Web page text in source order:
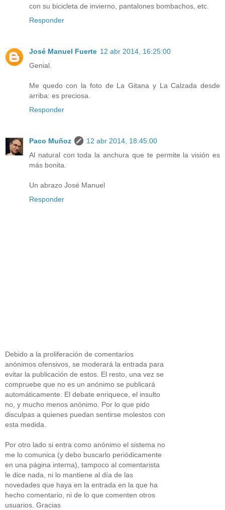
con su bicicleta de invierno, pantalones bombachos, etc.
Responder
José Manuel Fuerte 12 abr 2014, 16:25:00
Genial.
Me quedo con la foto de La Gitana y La Calzada desde
arriba: es preciosa.
Responder
Paco Muñoz
12 abr 2014, 18:45:00
Al natural con toda la anchura que te permite la visión es
más bonita.
Un abrazo José Manuel
Responder
Debido a la proliferación de comentarios
anónimos ofensivos, se moderará la entrada para
evitar la publicación de estos. El resto, una vez se
compruebe que no es un anónimo se publicará
automáticamente. El debate enriquece, el insulto
no, y mucho menos anónimo. Por lo que pido
disculpas a quienes puedan sentirse molestos con
esta medida.
Por otro lado si entra como anónimo el sistema no
me lo comunica (y debo buscarlo periódicamente
en una página interna), tampoco al comentarista
le dice nada, ni lo mantiene al día de las
novedades que haya en la entrada en la que ha
hecho comentario, ni de lo que comenten otros
usuarios. Gracias